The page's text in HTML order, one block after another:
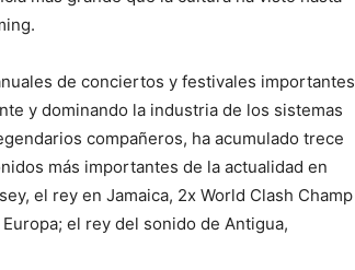
de conciertos y festivales importantes
y dominando la industria de los sistemas
compañeros, ha acumulado trece
más importantes de la actualidad en
el rey en Jamaica, 2x World Clash Champ
el rey del sonido de Antigua,